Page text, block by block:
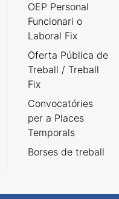
OEP Personal
Funcionari o
Laboral Fix
Oferta Pública de
Treball / Treball
Fix
Convocatóries
per a Places
Temporals
Borses de treball